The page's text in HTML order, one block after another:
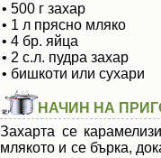
• 500 г захар
• 1 л прясно мляко
• 4 бр. яйца
• 2 с.л. пудра захар
• бишкоти или сухари
НАЧИН НА
Захарта се
млякото и се бърка,